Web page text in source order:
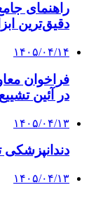
راهنمای
دقیق‌ترین
۱۴۰۵/۰۴/۱۴
فراخوان
در آئین
۱۴۰۵/۰۴/۱۳
۱۴۰۵/۰۴/۱۳